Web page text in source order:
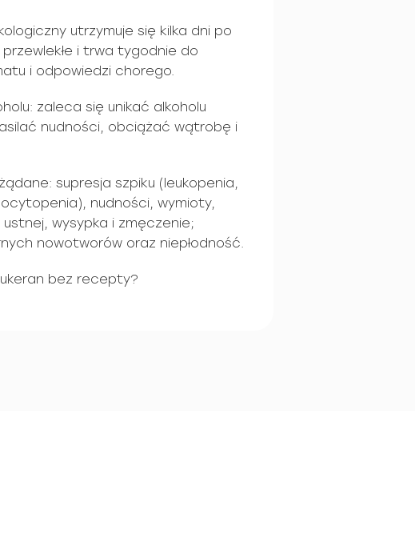
utrzymuje się kilka dni po
i trwa tygodnie do
i odpowiedzi chorego.
zaleca się unikać alkoholu
nudności, obciążać wątrobę i
supresja szpiku (leukopenia,
nudności, wymioty,
wysypka i zmęczenie;
nowotworów oraz niepłodność.
bez recepty?